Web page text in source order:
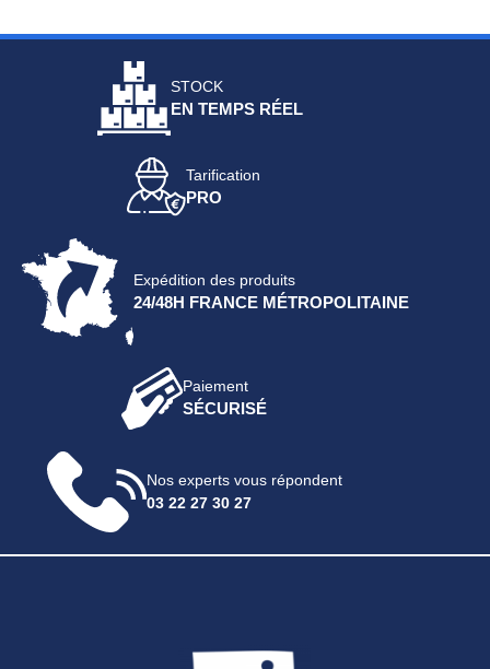
STOCK
EN TEMPS RÉEL
Tarification
PRO
Expédition des produits
24/48H FRANCE MÉTROPOLITAINE
Paiement
SÉCURISÉ
Nos experts vous répondent
03 22 27 30 27